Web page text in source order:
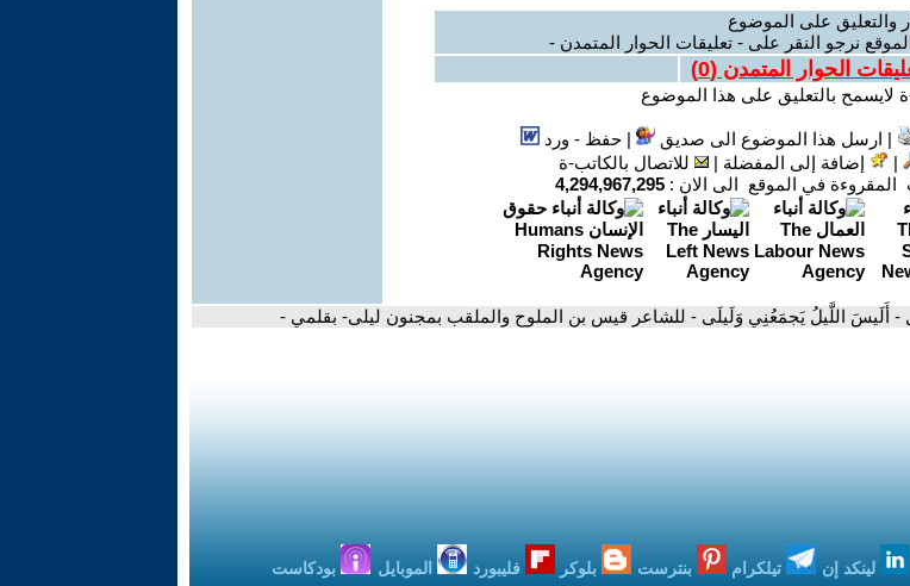
والتعليق على الموضوع
نرجو النقر على - تعليقات الحوار المتمدن -
الحوار المتمدن (0
)
ة لايسمح بالتعليق على هذا الموضوع
| ارسل هذا الموضوع الى صديق |حفظ - ورد
| إضافة إلى المفضلة |
للاتصال بالكاتب-ة
في الموقع الى الان : 4,294,967,295
- أَلَيسَ اللَّيلُ يَجمَعُنِي وَلَيلَى - للشاعر قيس بن الملوح والملقب بمجنون ليلى- بقلمي -
لينكد إن تيلكرام بنترست بلوكر فليبورد الموبايل بودكاست